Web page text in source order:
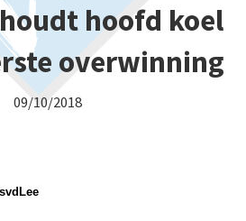
hoofd koel
overwinning
09/10/2018